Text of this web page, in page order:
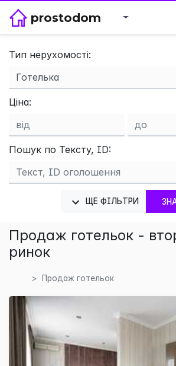
prostodom
Тип нерухомості:
Ціна:
Пошук по Тексту, ID:
ЩЕ ФІЛЬТРИ
Продаж готельок -
ринок
Продаж готельок